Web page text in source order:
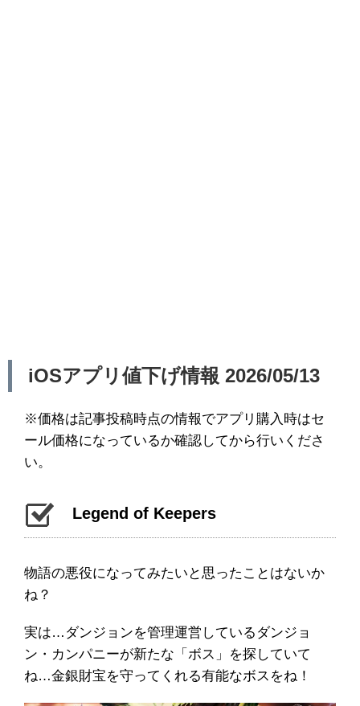
iOSアプリ値下げ情報 2026/05/13
※価格は記事投稿時点の情報でアプリ購入時はセ
ール価格になっているか確認してから行いくださ
い。
Legend of Keepers
物語の悪役になってみたいと思ったことはないか
ね？
実は…ダンジョンを管理運営しているダンジョ
ン・カンパニーが新たな「ボス」を探していて
ね…金銀財宝を守ってくれる有能なボスをね！